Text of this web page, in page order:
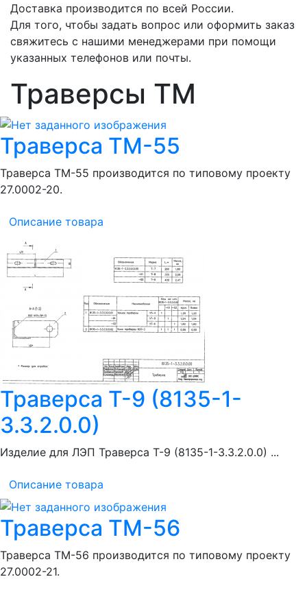
Доставка производится по всей России.
Для того, чтобы задать вопрос или оформить заказ
свяжитесь с нашими менеджерами при помощи
указанных телефонов или почты.
Траверсы ТМ
Траверса ТМ-55
Траверса ТМ-55 производится по типовому проекту
27.0002-20.
Описание товара
Траверса Т-9 (8135-1-
3.3.2.0.0)
Изделие для ЛЭП Траверса Т-9 (8135-1-3.3.2.0.0) ...
Описание товара
Траверса ТМ-56
Траверса ТМ-56 производится по типовому проекту
27.0002-21.